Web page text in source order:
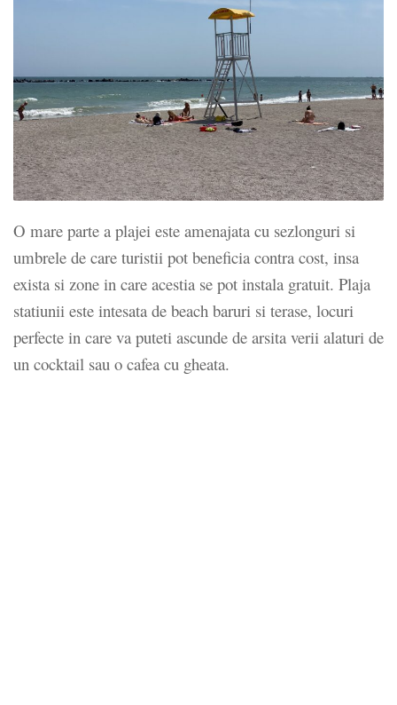
O mare parte a plajei este amenajata cu sezlonguri si
umbrele de care turistii pot beneficia contra cost, insa
exista si zone in care acestia se pot instala gratuit. Plaja
statiunii este intesata de beach baruri si terase, locuri
perfecte in care va puteti ascunde de arsita verii alaturi de
un cocktail sau o cafea cu gheata.